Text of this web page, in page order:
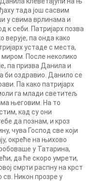
тада још сасвим
у свима врлинама и
к себи. Патријарх позва
верује, па онда како
устаде c места,
После неколико
па призва Данила и
би оздравио. Данило се
Па како патријарх
га млади светитељ
његовим. На то
кад су они
да познам, и кроз
чува Господ све који
окреће на њихово
у Татарина,
да ће скоро умрети,
смрти распну на крст
Никон прозре у